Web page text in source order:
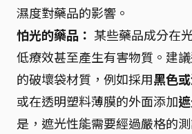
濕度對藥品的影響。
怕光的藥品： 某些藥品成分在
低療效甚至產生有害物質。建
的破壞袋材質，例如採用黑色
或在透明塑料薄膜的外面添加
是，遮光性能需要經過嚴格的